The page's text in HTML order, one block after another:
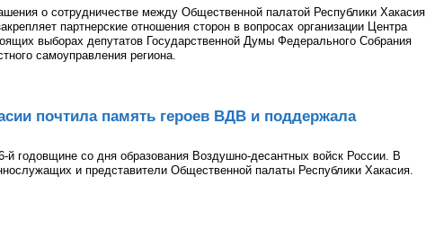
о сотрудничестве между Общественной палатой Республики Хакасия
партнерские отношения сторон в вопросах организации Центра
выборах депутатов Государственной Думы Федерального Собрания
самоуправления региона.
почтила память героев ВДВ и поддержала
годовщине со дня образования Воздушно-десантных войск России. В
и представители Общественной палаты Республики Хакасия.